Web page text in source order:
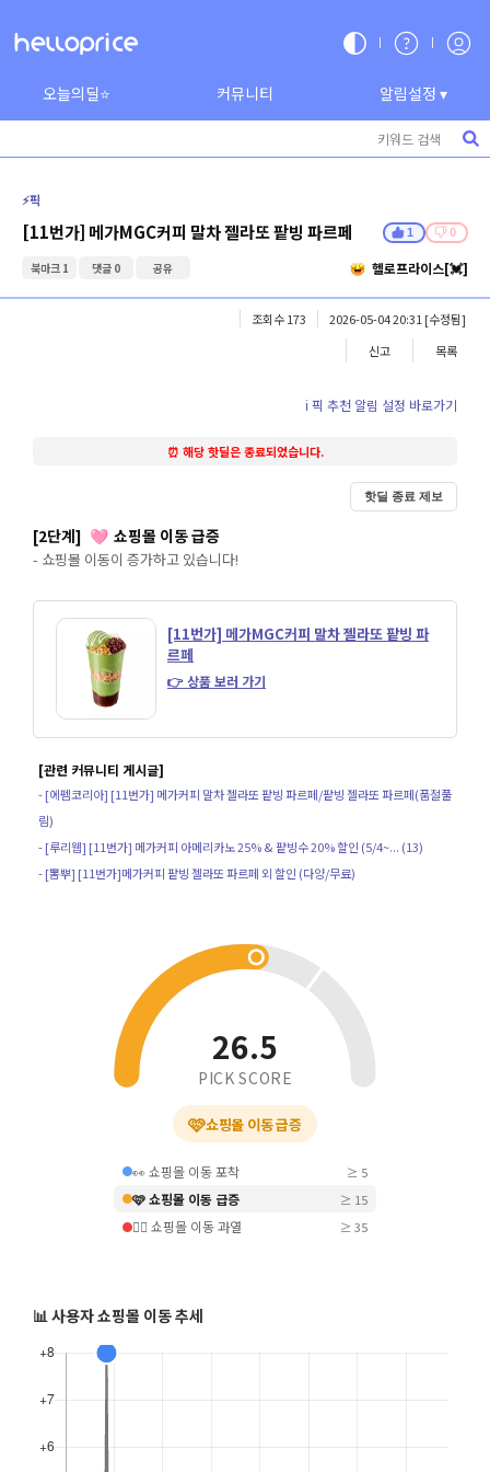
오늘의딜⭐ 커뮤니티 알림설정 ▾
⚡️픽
[11번가] 메가MGC커피 말차 젤라또 팥빙 파르페 1 0
북마크 1 댓글 0 공유 헬로프라이스[💓]
조회수 173 2026-05-04 20:31 [수정됨]
신고
목록
ℹ️ 픽 추천 알림 설정 바로가기
⏰ 해당 핫딜은 종료되었습니다.
핫딜 종료 제보
[2단계] 🩷 쇼핑몰 이동 급증
- 쇼핑몰 이동이 증가하고 있습니다!
[11번가] 메가MGC커피 말차 젤라또 팥빙 파
르페
👉 상품 보러 가기
[관련 커뮤니티 게시글]
- [에펨코리아] [11번가] 메가커피 말차 젤라또 팥빙 파르페/팥빙 젤라또 파르페(품절풀
림)
- [루리웹] [11번가] 메가커피 아메리카노 25% & 팥빙수 20% 할인 (5/4~... (13)
- [뽐뿌] [11번가]메가커피 팥빙 젤라또 파르페 외 할인 (다양/무료)
26.5
PICK SCORE
🩷쇼핑몰 이동 급증
👀 쇼핑몰 이동 포착 ≥ 5
🩷 쇼핑몰 이동 급증 ≥ 15
❤️‍🔥 쇼핑몰 이동 과열 ≥ 35
📊 사용자 쇼핑몰 이동 추세